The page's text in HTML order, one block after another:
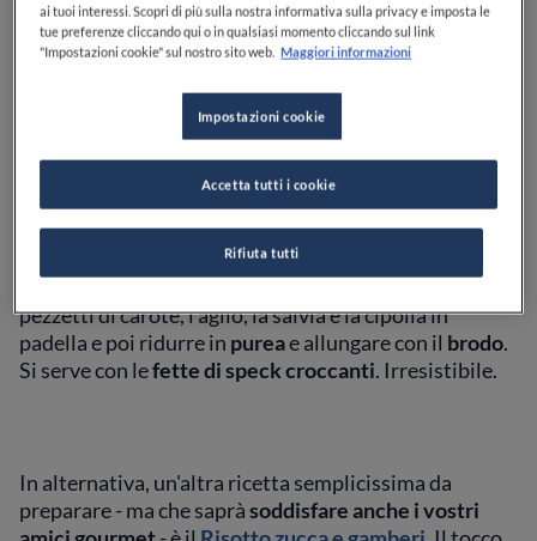
Visto che le serate si fanno più fresche, si comincia
con uncomfort foodsaporito e "vellutato": laZuppa
di zucca con speck e salvia.E' velocissima da
pezzetti di carote, l'aglio, la salvia e la cipolla in
padella e poi ridurre in pureae allungare con il brodo.
Si serve con lefette di speck croccanti. Irresistibile.
In alternativa, un'altra ricetta semplicissima da
preparare - ma che sapràsoddisfare anche i vostri
ai tuoi interessi. Scopri di più sulla nostra informativa sulla privacy e imposta le
tue preferenze cliccando qui o in qualsiasi momento cliccando sul link
"Impostazioni cookie" sul nostro sito web. Maggiori informazioni
Impostazioni cookie
Rifiuta tutti
Accetta tutti i cookie